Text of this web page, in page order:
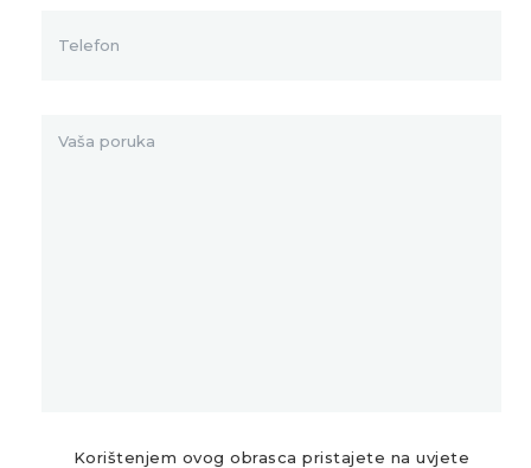
Korištenjem ovog obrasca pristajete na uvjete